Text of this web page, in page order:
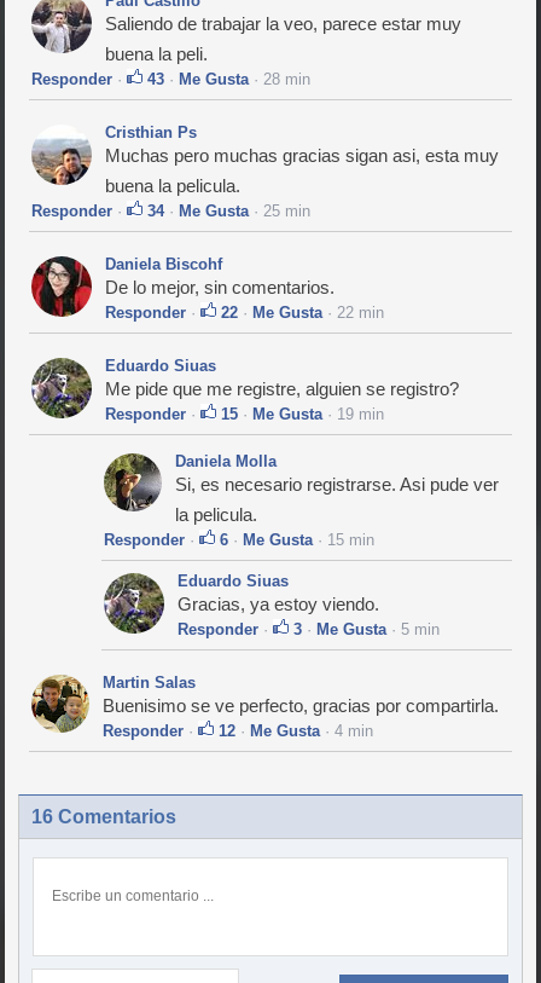
Saliendo de trabajar la veo, parece estar muy
buena la peli.
Responder · 43 · Me Gusta· 28 min
Cristhian Ps
Muchas pero muchas gracias sigan asi, esta muy
buena la pelicula.
Responder · 34· Me Gusta· 25 min
Daniela Biscohf
De lo mejor, sin comentarios.
Responder · 22 · Me Gusta· 22 min
Eduardo Siuas
Me pide que me registre, alguien se registro?
Responder · 15 · Me Gusta· 19 min
Daniela Molla
Si, es necesario registrarse. Asi pude ver
la pelicula.
Responder · 6 · Me Gusta· 15 min
Eduardo Siuas
Gracias, ya estoy viendo.
Responder · 3 · Me Gusta· 5 min
Martin Salas
Buenisimo se ve perfecto, gracias por compartirla.
Responder · 12 · Me Gusta· 4 min
16 Comentarios